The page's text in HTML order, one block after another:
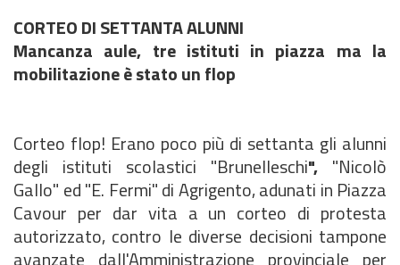
CORTEO DI SETTANTA ALUNNI
Mancanza aule, tre istituti in piazza ma la
mobilitazione è stato un flop
Corteo flop! Erano poco più di settanta gli alunni
degli istituti scolastici "Brunelleschi", "Nicolò
Gallo" ed "E. Fermi" di Agrigento, adunati in Piazza
Cavour per dar vita a un corteo di protesta
autorizzato, contro le diverse decisioni tampone
avanzate dall'Amministrazione provinciale per